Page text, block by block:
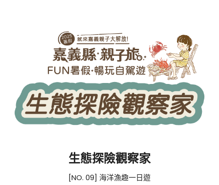
生態探險觀察家
[NO. 09] 海洋漁趣一日遊